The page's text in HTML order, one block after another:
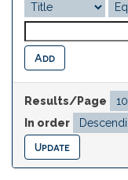
Results/Page
In order